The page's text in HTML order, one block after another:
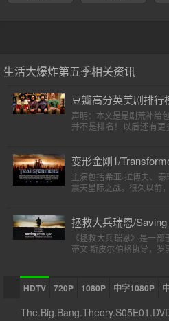
生活大爆炸第五季相关资讯
豆瓣高分英美剧排行
声明：本文是是剧荒补给
并不是排名！以后还有
变形金刚1/
主演包括希亚·拉博夫、
震天星际之战。很久以前
拯救大兵瑞恩/
《拯救大兵瑞恩》是一
蒂文·斯皮尔伯格执导，罗
HDTV 720P 1080P 中字1080P